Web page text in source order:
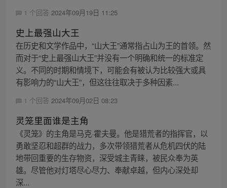
1 个回答 2024年09月19日 11:25
史上最强山大王
在历史和文学作品中，“山大王”通常指占山为王的首领。然
而对于“史上最强山大王”并没有一个明确和统一的标准定
义。不同的时期和情境下，可能会有被认为比较强大或具
有影响力的“山大王”，但这往往取决于多种因素...
1 个回答 2024年09月02日 08:23
灵笼里面谁是主角
《灵笼》的主角是马克·霍夫曼。他是猎荒者的指挥官，以
勇敢坚忍和超群的战力，多次带领猎荒者从危机四伏的陆
地带回重要的生存物资，深受城主青睐，被民众奉为英
雄。尽管他对灯塔尽心尽力、奉献卓越，但内心深处却
深...